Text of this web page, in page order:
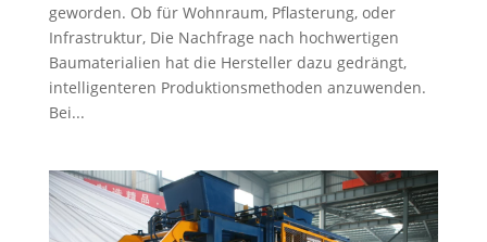
geworden. Ob für Wohnraum, Pflasterung, oder
Infrastruktur, Die Nachfrage nach hochwertigen
Baumaterialien hat die Hersteller dazu gedrängt,
intelligenteren Produktionsmethoden anzuwenden.
Bei...